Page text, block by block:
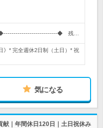
◆---------------------------◆ 残…
》* 完全週休2日制（土日）* 祝
気になる
献｜年間休日120日｜土日祝休み